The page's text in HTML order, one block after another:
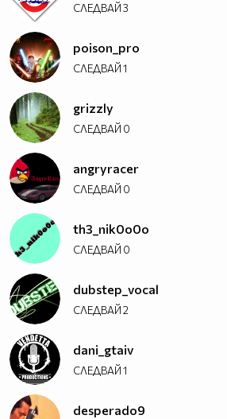
СЛЕДВАЙ3
poison_pro
СЛЕДВАЙ1
grizzly
СЛЕДВАЙ 0
angryracer
СЛЕДВАЙ 0
th3_nik0o0o
СЛЕДВАЙ 0
dubstep_vocal
СЛЕДВАЙ2
dani_gtaiv
СЛЕДВАЙ1
desperado9